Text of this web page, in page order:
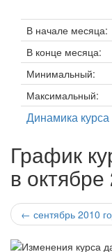
В начале месяца:
В конце месяца:
Минимальный:
Максимальный:
Динамика
График
в
← сентябрь 2010